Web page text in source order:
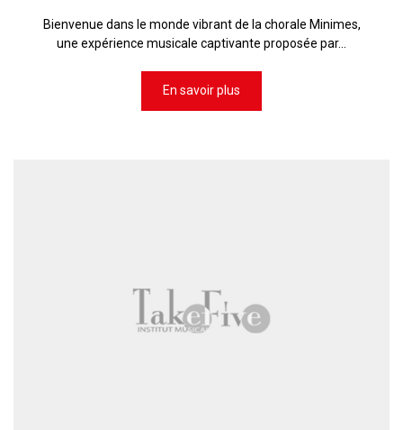
Bienvenue dans le monde vibrant de la chorale Minimes,
une expérience musicale captivante proposée par...
En savoir plus